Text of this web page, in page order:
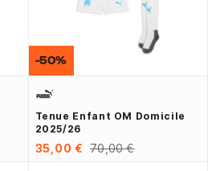
Tenue Enfant OM Domicile
2025/26
35,00 € 70,00 €
-50%